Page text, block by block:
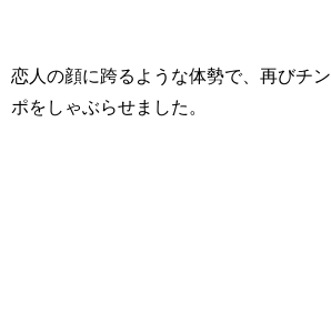
恋人の顔に跨るような体勢で、再びチン
ポをしゃぶらせました。